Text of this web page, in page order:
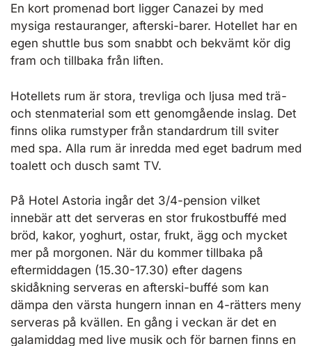
En kort promenad bort ligger Canazei by med
mysiga restauranger, afterski-barer. Hotellet har en
egen shuttle bus som snabbt och bekvämt kör dig
fram och tillbaka från liften.
Hotellets rum är stora, trevliga och ljusa med trä-
och stenmaterial som ett genomgående inslag. Det
finns olika rumstyper från standardrum till sviter
med spa. Alla rum är inredda med eget badrum med
toalett och dusch samt TV.
På Hotel Astoria ingår det 3/4-pension vilket
innebär att det serveras en stor frukostbuffé med
bröd, kakor, yoghurt, ostar, frukt, ägg och mycket
mer på morgonen. När du kommer tillbaka på
eftermiddagen (15.30-17.30) efter dagens
skidåkning serveras en afterski-buffé som kan
dämpa den värsta hungern innan en 4-rätters meny
serveras på kvällen. En gång i veckan är det en
galamiddag med live musik och för barnen finns en